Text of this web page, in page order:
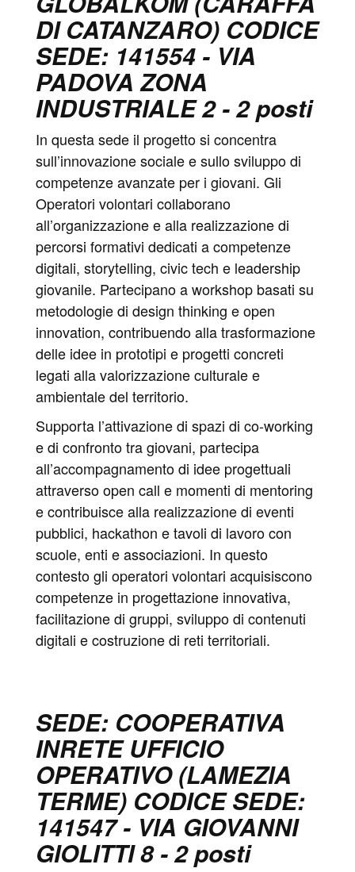
DI CATANZARO) CODICE
SEDE: 141554 - VIA
PADOVA ZONA
INDUSTRIALE 2 - 2 posti
In questa sede il progetto si concentra
sull’innovazione sociale e sullo sviluppo di
competenze avanzate per i giovani. Gli
Operatori volontari collaborano
all’organizzazione e alla realizzazione di
percorsi formativi dedicati a competenze
digitali, storytelling, civic tech e leadership
giovanile. Partecipano a workshop basati su
metodologie di design thinking e open
innovation, contribuendo alla trasformazione
delle idee in prototipi e progetti concreti
legati alla valorizzazione culturale e
ambientale del territorio.
Supporta l’attivazione di spazi di co-working
e di confronto tra giovani, partecipa
all’accompagnamento di idee progettuali
attraverso open call e momenti di mentoring
e contribuisce alla realizzazione di eventi
pubblici, hackathon e tavoli di lavoro con
scuole, enti e associazioni. In questo
contesto gli operatori volontari acquisiscono
competenze in progettazione innovativa,
facilitazione di gruppi, sviluppo di contenuti
digitali e costruzione di reti territoriali.
SEDE: COOPERATIVA
INRETE UFFICIO
OPERATIVO (LAMEZIA
TERME) CODICE SEDE:
141547 - VIA GIOVANNI
GIOLITTI 8 - 2 posti